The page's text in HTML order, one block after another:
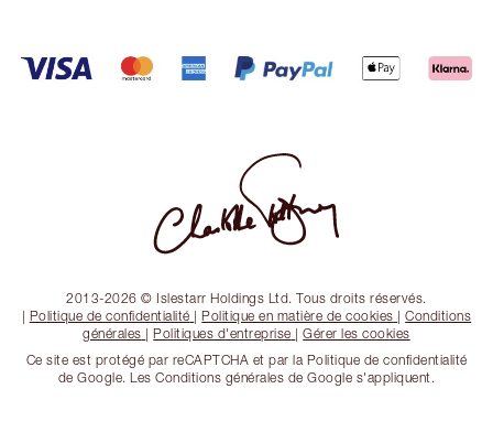
2013-2026 © Islestarr Holdings Ltd. Tous droits réservés.
| Politique de confidentialité |Politique en matière de cookies |Conditions
générales |Politiques d'entreprise |Gérer les cookies
Ce site est protégé par reCAPTCHA et par la Politique de confidentialité
de Google. Les Conditions générales de Google s'appliquent.